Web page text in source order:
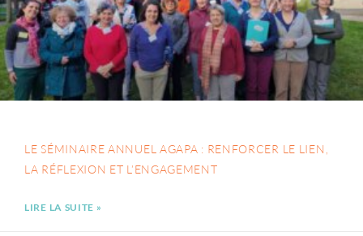
LE SÉMINAIRE ANNUEL AGAPA : RENFORCER LE LIEN,
LA RÉFLEXION ET L’ENGAGEMENT
LIRE LA SUITE »